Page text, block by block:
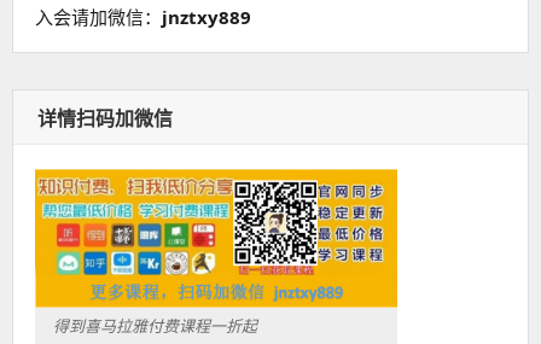
入会请加微信： jnztxy889
详情扫码加微信
得到喜马拉雅付费课程一折起